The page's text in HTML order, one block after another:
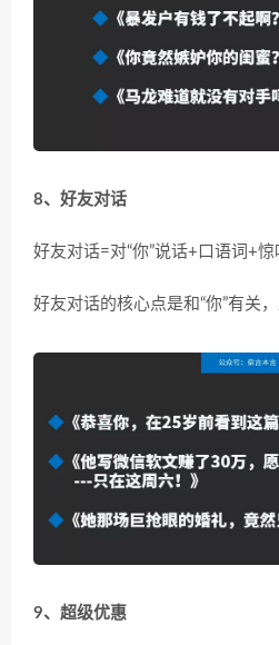
8、好友对话
好友对话=对“你”说话+口语词+惊
好友对话的核心点是和“你”有关，
9、超级优惠